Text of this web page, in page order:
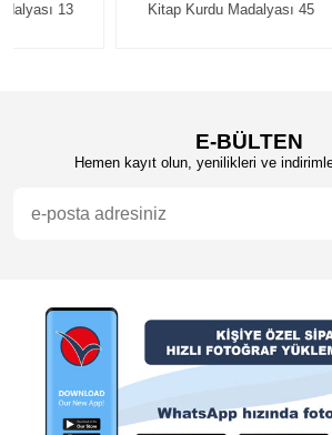
Kitap Kurdu Madalyası 45 Kitap
E-BÜLTEN
Hemen kayıt olun, yenilikleri ve